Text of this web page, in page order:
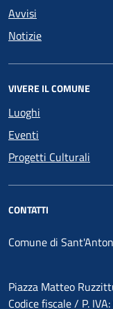
Avvisi
Notizie
VIVERE IL COMUNE
Luoghi
Eventi
Progetti Culturali
CONTATTI
Comune di
Piazza Matteo
Codice fiscale / P.